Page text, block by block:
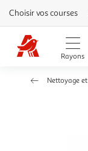
Aller
directement
au
contenu
Aller
directement
Aller
Choisir vos courses
Rayons
Nettoyage